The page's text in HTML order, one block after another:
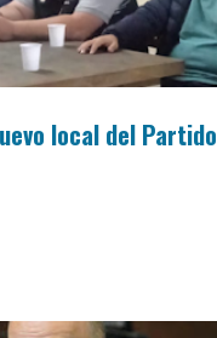
local del Partido